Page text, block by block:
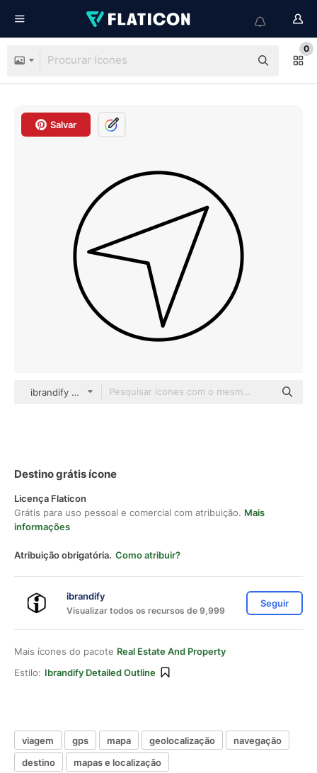
0
Salvar
ibrandify Detailed Outline
Destino grátis ícone
Licença Flaticon
Grátis para uso pessoal e comercial com atribuição. Mais
informações
Atribuição obrigatória. Como atribuir?
ibrandify
Visualizar todos os recursos de 9,999
Seguir
Mais ícones do pacote Real Estate And Property
Estilo: Ibrandify Detailed Outline
viagem gps mapa geolocalização
navegação
destino
mapas e localização